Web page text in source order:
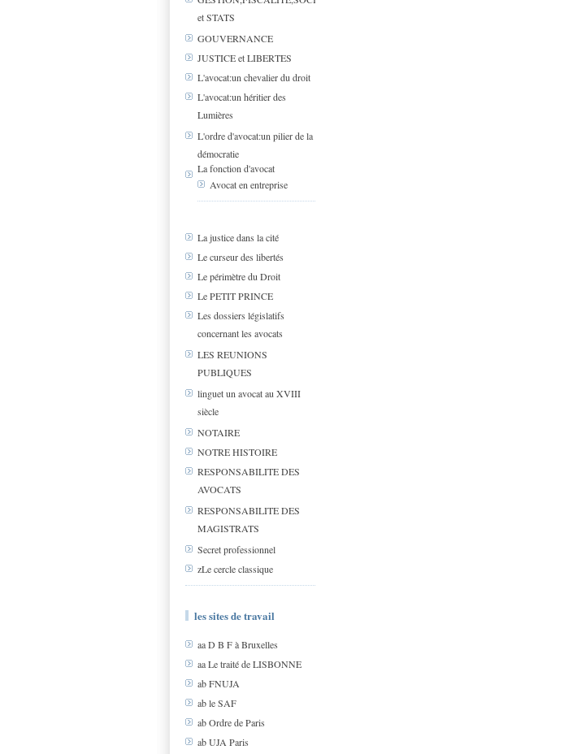
et STATS
GOUVERNANCE
JUSTICE et LIBERTES
L'avocat:un chevalier du droit
L'avocat:un héritier des
Lumières
L'ordre d'avocat:un pilier de la
démocratie
La fonction d'avocat
Avocat en entreprise
La justice dans la cité
Le curseur des libertés
Le périmètre du Droit
Le PETIT PRINCE
Les dossiers législatifs
concernant les avocats
LES REUNIONS
PUBLIQUES
linguet un avocat au XVIII
siècle
NOTAIRE
NOTRE HISTOIRE
RESPONSABILITE DES
AVOCATS
RESPONSABILITE DES
MAGISTRATS
Secret professionnel
zLe cercle classique
les sites de travail
aa D B F à Bruxelles
aa Le traité de LISBONNE
ab FNUJA
ab le SAF
ab Ordre de Paris
ab UJA Paris